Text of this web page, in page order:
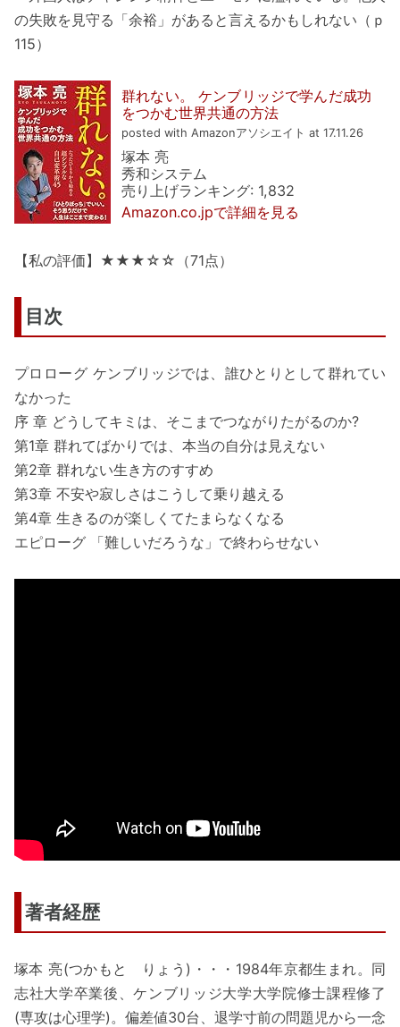
の失敗を見守る「余裕」があると言えるかもしれない（ｐ
115）
群れない。 ケンブリッジで学んだ成功
をつかむ世界共通の方法
posted with Amazonアソシエイト at 17.11.26
塚本 亮
秀和システム
売り上げランキング: 1,832
Amazon.co.jpで詳細を見る
【私の評価】★★★☆☆（71点）
目次
プロローグ ケンブリッジでは、誰ひとりとして群れてい
なかった
序 章 どうしてキミは、そこまでつながりたがるのか?
第1章 群れてばかりでは、本当の自分は見えない
第2章 群れない生き方のすすめ
第3章 不安や寂しさはこうして乗り越える
第4章 生きるのが楽しくてたまらなくなる
エピローグ 「難しいだろうな」で終わらせない
著者経歴
塚本 亮(つかもと りょう)・・・1984年京都生まれ。同
志社大学卒業後、ケンブリッジ大学大学院修士課程修了
(専攻は心理学)。偏差値30台、退学寸前の問題児から一念